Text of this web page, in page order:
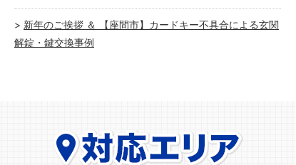
新年のご挨拶 ＆ 【座間市】カードキー不具合による玄関
解錠・鍵交換事例